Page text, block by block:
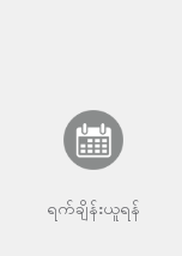
ရက်ချိန်းယူရန်